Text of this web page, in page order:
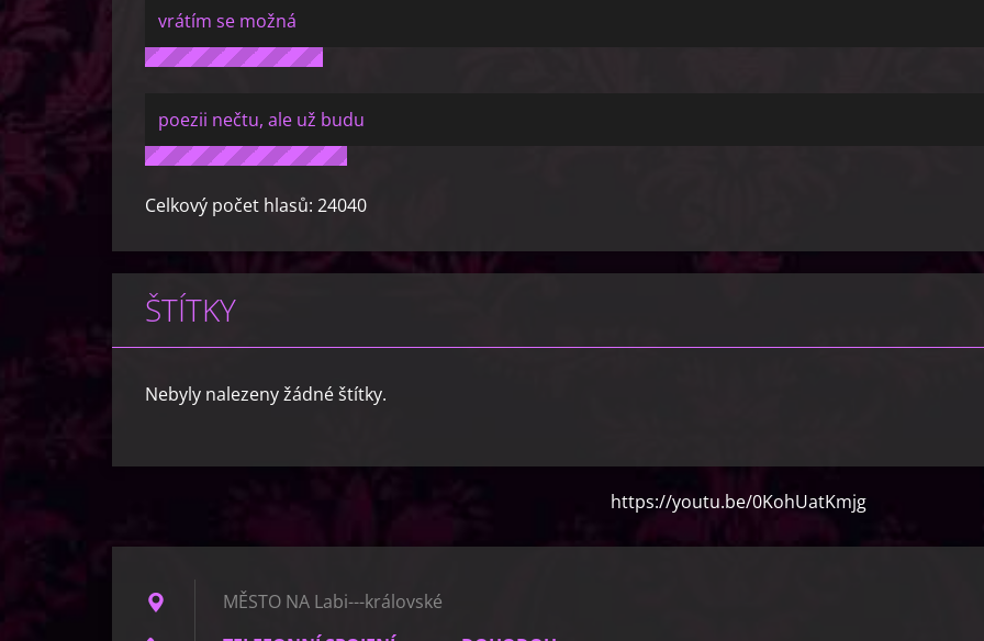
vrátím se možná
poezii nečtu, ale už budu
Celkový počet hlasů: 24040
ŠTÍTKY
Nebyly nalezeny žádné štítky.
https://youtu.be/0KohUatKmjg
MĚSTO NA Labi---královské